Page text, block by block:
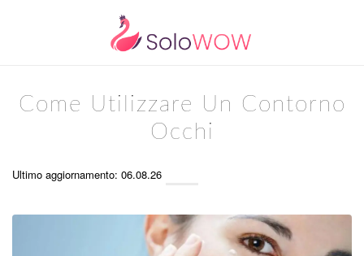
Come Utilizzare Un Contorno
Occhi
Ultimo aggiornamento: 06.08.26